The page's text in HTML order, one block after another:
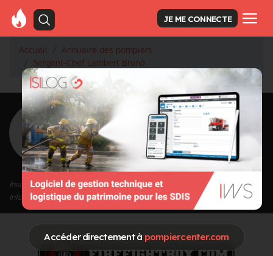
Accéder directement à pompiercenter.com
JE ME CONNECTE
Accueil
Annuaire des pompiers
Sergent-Chef Lambert Bruno
< Retour à la liste des pompiers
Lambert Bruno
Grade : Sergent-Chef
Inscrit depuis le 31/01/2021 à 12:14
Informations mises à jour le 31/01/2021 à 12:14